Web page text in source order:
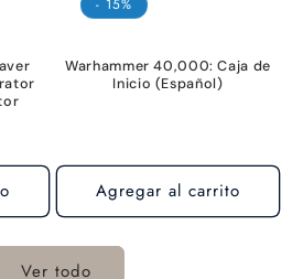
- 15%
Warhammer 40,000: Caja de
Inicio (Español)
Agregar al carrito
Ver todo